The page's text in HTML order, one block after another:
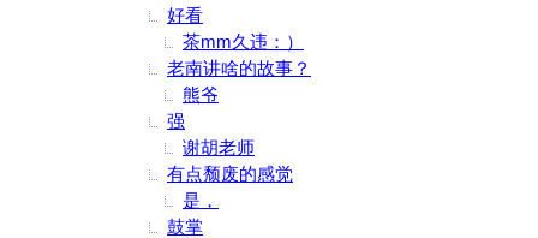
好看
茶mm久违：）
老南讲啥的故事？
熊爷
强
谢胡老师
有点颓废的感觉
是，
鼓掌